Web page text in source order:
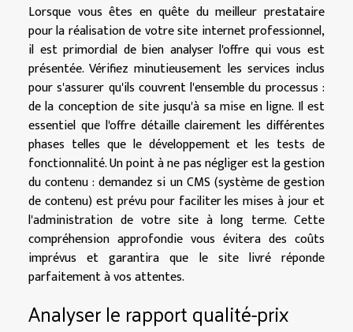
Lorsque vous êtes en quête du meilleur prestataire
pour la réalisation de votre site internet professionnel,
il est primordial de bien analyser l'offre qui vous est
présentée. Vérifiez minutieusement les services inclus
pour s'assurer qu'ils couvrent l'ensemble du processus :
de la conception de site jusqu'à sa mise en ligne. Il est
essentiel que l'offre détaille clairement les différentes
phases telles que le développement et les tests de
fonctionnalité. Un point à ne pas négliger est la gestion
du contenu : demandez si un CMS (système de gestion
de contenu) est prévu pour faciliter les mises à jour et
l'administration de votre site à long terme. Cette
compréhension approfondie vous évitera des coûts
imprévus et garantira que le site livré réponde
parfaitement à vos attentes.
Analyser le rapport qualité-prix